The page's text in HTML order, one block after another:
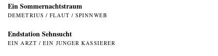
Ein Sommer­nachtstraum
DEMETRIUS / FLAUT / SPINNWEB
Endstation Sehnsucht
EIN ARZT / EIN JUNGER KASSIERER